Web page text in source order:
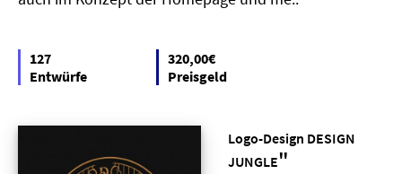
127
Entwürfe
320,00€
Preisgeld
Logo-Design DESIGN
JUNGLE"